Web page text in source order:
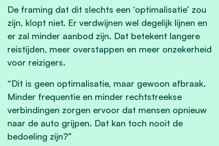
De framing dat dit slechts een ‘optimalisatie’ zou
zijn, klopt niet. Er verdwijnen wel degelijk lijnen en
er zal minder aanbod zijn. Dat betekent langere
reistijden, meer overstappen en meer onzekerheid
voor reizigers.
“Dit is geen optimalisatie, maar gewoon afbraak.
Minder frequentie en minder rechtstreekse
verbindingen zorgen ervoor dat mensen opnieuw
naar de auto grijpen. Dat kan toch nooit de
bedoeling zijn?”